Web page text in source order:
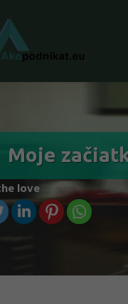
Moje
love